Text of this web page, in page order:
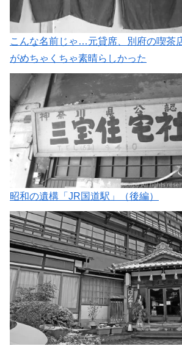
こんな名前じゃ…元貸席、別府の喫茶
がめちゃくちゃ素晴らしかった
昭和の遺構「JR国道駅」（後編）